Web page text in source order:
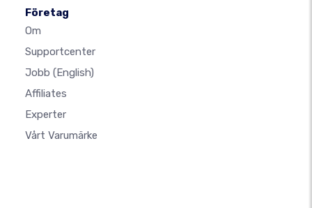
Företag
Om
Supportcenter
Jobb (English)
Affiliates
Experter
Vårt Varumärke